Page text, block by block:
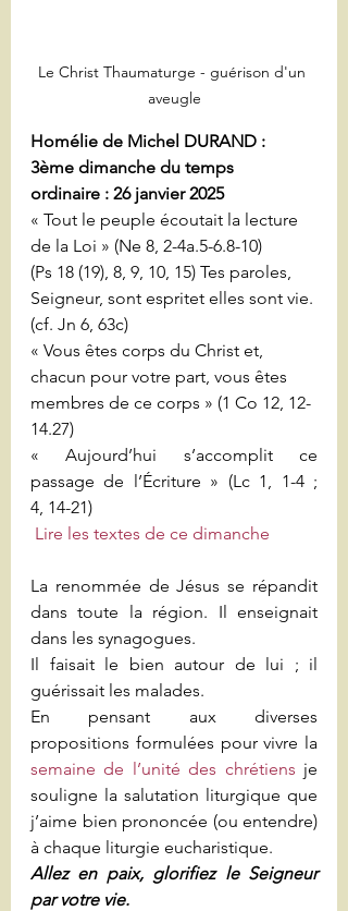
Le Christ Thaumaturge - guérison d'un
aveugle
Homélie de Michel DURAND :
3ème dimanche du temps
ordinaire : 26 janvier 2025
« Tout le peuple écoutait la lecture
de la Loi » (Ne 8, 2-4a.5-6.8-10)
(Ps 18 (19), 8, 9, 10, 15) Tes paroles,
Seigneur, sont espritet elles sont vie.
(cf. Jn 6, 63c)
« Vous êtes corps du Christ et,
chacun pour votre part, vous êtes
membres de ce corps » (1 Co 12, 12-
14.27)
« Aujourd’hui s’accomplit ce
passage de l’Écriture » (Lc 1, 1-4 ;
4, 14-21)
Lire les textes de ce dimanche
La renommée de Jésus se répandit
dans toute la région. Il enseignait
dans les synagogues.
Il faisait le bien autour de lui ; il
guérissait les malades.
En pensant aux diverses
semaine de l’unité des chrétiens je
souligne la salutation liturgique que
j’aime bien prononcée (ou entendre)
à chaque liturgie eucharistique.
Allez en paix, glorifiez le Seigneur
par votre vie.